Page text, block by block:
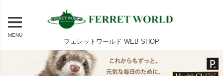
MENU
フェレットワールド WEB SHOP